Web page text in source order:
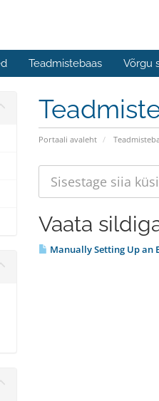
Teadmistebaas Võrgu
Portaali avaleht
Vaata
Manually Setting Up an